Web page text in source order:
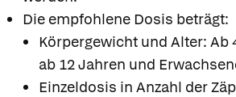
Die empfohlene Dosis beträgt:
Körpergewicht und Alter: Ab
ab 12 Jahren und
Einzeldosis in Anzahl der